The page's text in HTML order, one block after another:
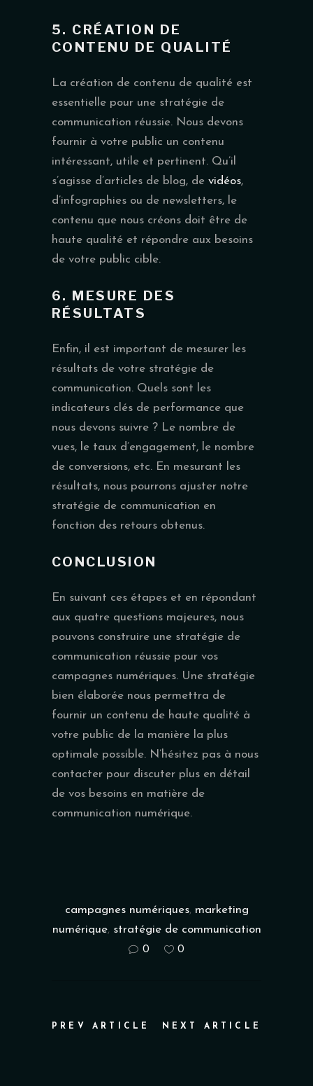
5. CRÉATION DE
CONTENU DE QUALITÉ
La création de contenu de qualité est
essentielle pour une stratégie de
communication réussie. Nous devons
fournir à votre public un contenu
intéressant, utile et pertinent. Qu’il
s’agisse d’articles de blog, de vidéos,
d’infographies ou de newsletters, le
contenu que nous créons doit être de
haute qualité et répondre aux besoins
de votre public cible.
6. MESURE DES
RÉSULTATS
Enfin, il est important de mesurer les
résultats de votre stratégie de
communication. Quels sont les
indicateurs clés de performance que
nous devons suivre ? Le nombre de
vues, le taux d’engagement, le nombre
de conversions, etc. En mesurant les
résultats, nous pourrons ajuster notre
stratégie de communication en
fonction des retours obtenus.
CONCLUSION
En suivant ces étapes et en répondant
aux quatre questions majeures, nous
pouvons construire une stratégie de
communication réussie pour vos
campagnes numériques. Une stratégie
bien élaborée nous permettra de
fournir un contenu de haute qualité à
votre public de la manière la plus
optimale possible. N’hésitez pas à nous
contacter pour discuter plus en détail
de vos besoins en matière de
communication numérique.
campagnes numériques, marketing
numérique, stratégie de communication
0 0
PREV ARTICLE NEXT ARTICLE